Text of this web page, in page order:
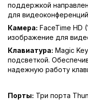
поддержкой
для видеоконференций
Камера: FaceTime HD
изображение для
Клавиатура: Magic
подсветкой.
надежную работу
Порты: Три порта